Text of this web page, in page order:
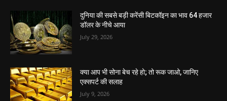
दुनिया की सबसे बड़ी करेंसी बिटकॉइन का भाव 64 हजार
डॉलर के नीचे आया
July 29, 2026
क्या आप भी सोना बेच रहे हो; तो रूक जाओ, जानिए
एक्सपर्ट की सलाह
July 9, 2026